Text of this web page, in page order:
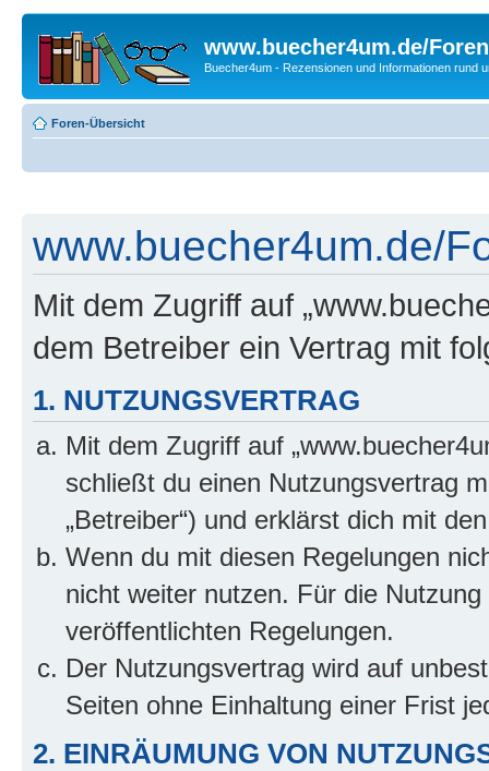
www.buecher4um.de/Foren
Buecher4um - Rezensionen und Informationen rund
Foren-Übersicht
www.buecher4um.de/
Mit dem Zugriff auf
dem Betreiber ein Vertrag mit
1. NUTZUNGSVERTRAG
Mit dem Zugriff auf
schließt du einen Nutzungsvertrag
„Betreiber“) und erklärst dich mit
Wenn du mit diesen Regelungen
nicht weiter nutzen. Für die
veröffentlichten Regelungen.
Der Nutzungsvertrag wird auf
Seiten ohne Einhaltung einer Frist
2. EINRÄUMUNG VON